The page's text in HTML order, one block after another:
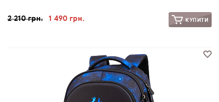
2 210 грн. 1 490 грн. КУПИТИ